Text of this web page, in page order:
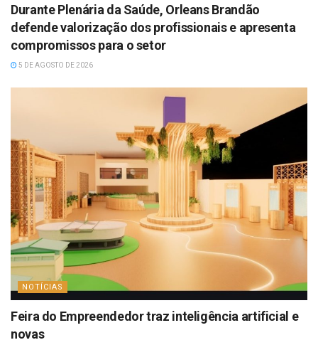
Durante Plenária da Saúde, Orleans Brandão
defende valorização dos profissionais e apresenta
compromissos para o setor
5 DE AGOSTO DE 2026
NOTÍCIAS
Feira do Empreendedor traz inteligência artificial e
novas